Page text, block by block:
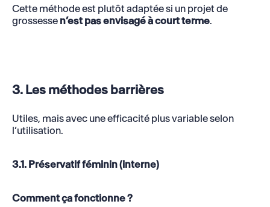
Cette méthode est plutôt adaptée si un projet de
grossesse n’est pas envisagé à court terme.
3. Les méthodes barrières
Utiles, mais avec une efficacité plus variable selon
l’utilisation.
3.1. Préservatif féminin (interne)
Comment ça fonctionne ?